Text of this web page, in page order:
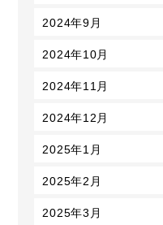
2024年9月
2024年10月
2024年11月
2024年12月
2025年1月
2025年2月
2025年3月